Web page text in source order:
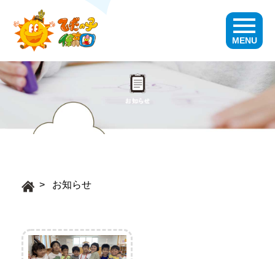
MENU
お知らせ